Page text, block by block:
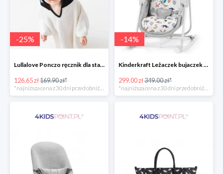
-25%
Lullalove Ponczo ręcznik dla starszych dzieci MRB
126.65 zł169.90 zł*
*najniższa cena z 30 dni przed obniżką
-14%
Kinderkraft Leżaczek bujaczek krzesełko Unimo Forest Yellow 5w1
299.00 zł349.00 zł*
*najniższa cena z 30 dni przed obniżką